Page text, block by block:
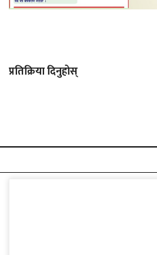
प्रतिक्रिया दिनुहोस्